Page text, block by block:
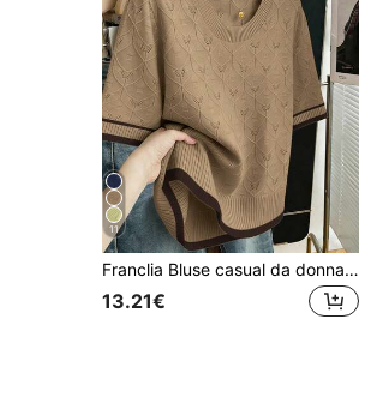
11
Franclia Bluse casual da donna per uso quotidiano, stile semplice, adatte per il pendolarismo, San Valentino, stile di strada, versatili, eleganti, intellettuali, collo rotondo, a righe, vestibilità regular, maniche corte, color block, color albicocca, vestibilità morbida e dritta, maglia oversize, taglia grande, primavera estate
13.21€